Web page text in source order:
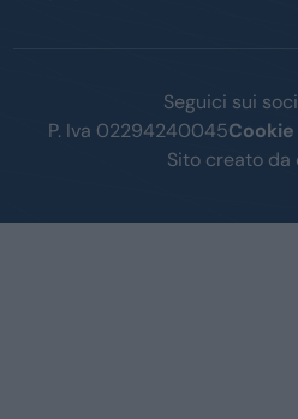
Seguici sui
P. Iva 02294240045
Sito creato da